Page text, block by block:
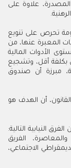
علاوة على
تحرص على تنويع
المعبرة عنها، من
الأدوات المالية
بكلفة أقل، وتشجيع
مبرزة أن صندوق
أن الهدف هو
من الفرق النيابية التالية:
الفريق
الاجتماعي،